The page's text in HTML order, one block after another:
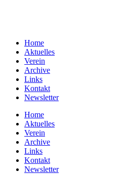
Home
Aktuelles
Verein
Archive
Links
Kontakt
Newsletter
Home
Aktuelles
Verein
Archive
Links
Kontakt
Newsletter